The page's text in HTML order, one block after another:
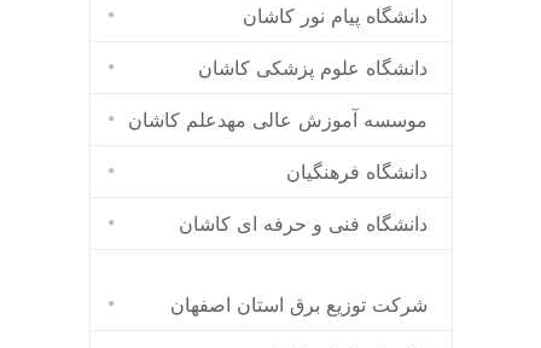
دانشگاه پیام نور کاشان
دانشگاه علوم پزشکی کاشان
موسسه آموزش عالی مهدعلم کاشان
دانشگاه فرهنگیان
دانشگاه فنی و حرفه ای کاشان
شرکت توزیع برق استان اصفهان